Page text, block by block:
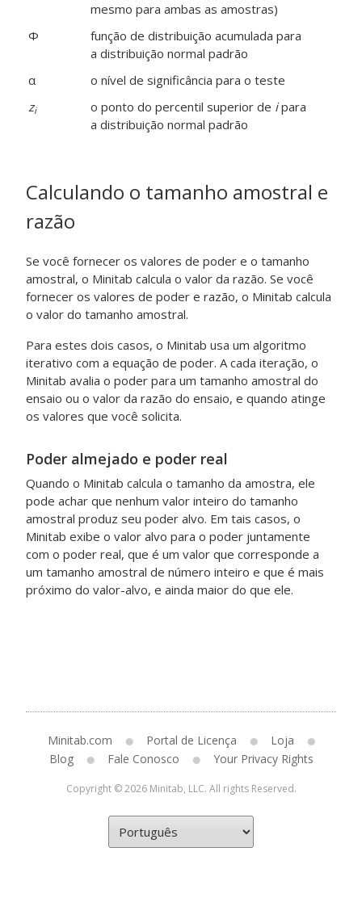
mesmo para ambas as amostras)
Φ
função de distribuição acumulada para
a distribuição normal padrão
α
o nível de significância para o teste
zi o ponto do percentil superior de ipara
a distribuição normal padrão
Calculando o tamanho amostral e
razão
Se você fornecer os valores de poder e o tamanho
amostral, o Minitab calcula o valor da razão. Se você
fornecer os valores de poder e razão, o Minitab calcula
o valor do tamanho amostral.
Para estes dois casos, o Minitab usa um algoritmo
iterativo com a equação de poder. A cada iteração, o
Minitab avalia o poder para um tamanho amostral do
ensaio ou o valor da razão do ensaio, e quando atinge
os valores que você solicita.
Poder almejado e poder real
Quando o Minitab calcula o tamanho da amostra, ele
pode achar que nenhum valor inteiro do tamanho
amostral produz seu poder alvo. Em tais casos, o
Minitab exibe o valor alvo para o poder juntamente
com o poder real, que é um valor que corresponde a
um tamanho amostral de número inteiro e que é mais
próximo do valor-alvo, e ainda maior do que ele.
Minitab.com Portal de Licença
Loja
Blog
Fale Conosco Your Privacy Rights
Copyright © 2026 Minitab, LLC. All rights Reserved.